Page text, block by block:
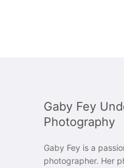
Gaby Fey
Photography
Gaby Fey is a
photographer. Her